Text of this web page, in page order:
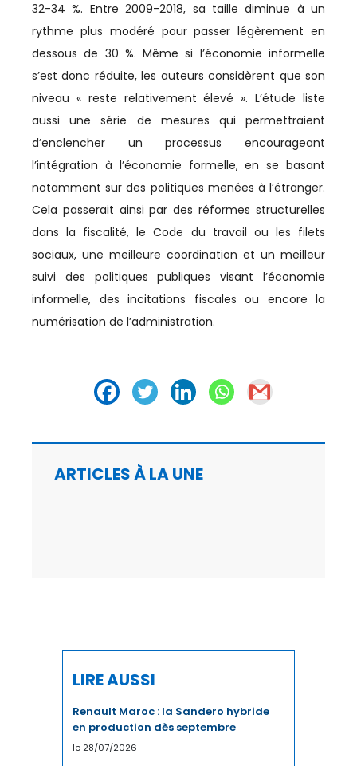
AÉRONAUTIQUE
AGRICULTURE
AGRO-AGRI
AUTOMOBILE
BUSINESS
CAN
CHIMIE
CLIMAT
COUPE DU MONDE
CULTURE
32-34 %. Entre 2009-2018, sa taille diminue à un
rythme plus modéré pour passer légèrement en
dessous de 30 %. Même si l’économie informelle
s’est donc réduite, les auteurs considèrent que son
niveau « reste relativement élevé ». L’étude liste
aussi une série de mesures qui permettraient
d’enclencher un processus encourageant
l’intégration à l’économie formelle, en se basant
notamment sur des politiques menées à l’étranger.
Cela passerait ainsi par des réformes structurelles
dans la fiscalité, le Code du travail ou les filets
sociaux, une meilleure coordination et un meilleur
suivi des politiques publiques visant l’économie
informelle, des incitations fiscales ou encore la
numérisation de l’administration.
ARTICLES À LA UNE
LIRE AUSSI
Renault Maroc : la Sandero hybride
en production dès septembre
le 28/07/2026